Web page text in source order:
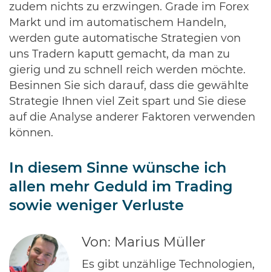
zudem nichts zu erzwingen. Grade im Forex
Markt und im automatischem Handeln,
werden gute automatische Strategien von
uns Tradern kaputt gemacht, da man zu
gierig und zu schnell reich werden möchte.
Besinnen Sie sich darauf, dass die gewählte
Strategie Ihnen viel Zeit spart und Sie diese
auf die Analyse anderer Faktoren verwenden
können.
In diesem Sinne wünsche ich
allen mehr Geduld im Trading
sowie weniger Verluste
Von: Marius Müller
Es gibt unzählige Technologien,